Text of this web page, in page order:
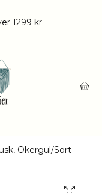
1299 kr
Okergul/Sort